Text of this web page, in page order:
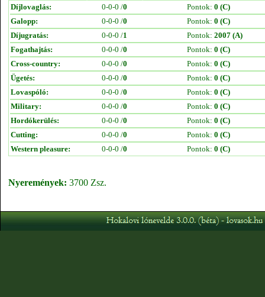
Díjlovaglás:
0-0-0 /0 Pontok: 0 (C)
Galopp:
0-0-0 /0 Pontok: 0 (C)
Díjugratás:
0-0-0 /1 Pontok: 2007 (A)
Fogathajtás:
0-0-0 /0 Pontok: 0 (C)
Cross-country:
0-0-0 /0 Pontok: 0 (C)
Ügetés:
0-0-0 /0 Pontok: 0 (C)
Lovaspóló:
0-0-0 /0 Pontok: 0 (C)
Military:
0-0-0 /0 Pontok: 0 (C)
Hordókerülés:
0-0-0 /0 Pontok: 0 (C)
Cutting:
0-0-0 /0 Pontok: 0 (C)
Western pleasure:
0-0-0 /0 Pontok: 0 (C)
Nyeremények: 3700 Zsz.